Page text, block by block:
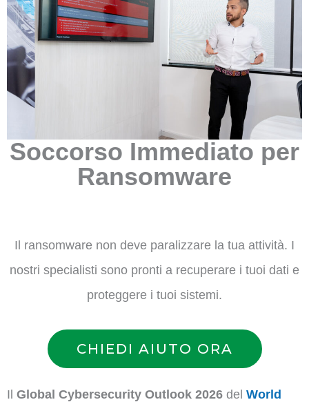
Soccorso Immediato per
Ransomware
Il ransomware non deve paralizzare la tua attività. I
nostri specialisti sono pronti a recuperare i tuoi dati e
proteggere i tuoi sistemi.
CHIEDI AIUTO ORA
Il Global Cybersecurity Outlook 2026 del World